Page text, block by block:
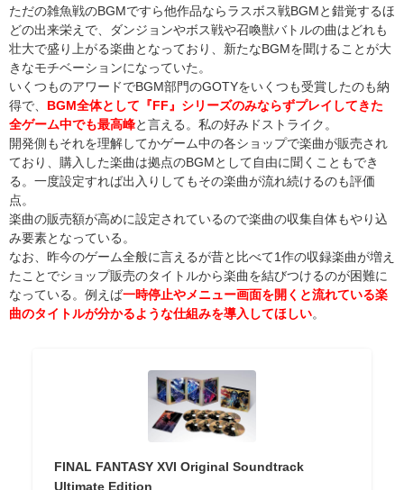
ただの雑魚戦のBGMですら他作品ならラスボス戦BGMと錯覚するほ
どの出来栄えで、ダンジョンやボス戦や召喚獣バトルの曲はどれも
壮大で盛り上がる楽曲となっており、新たなBGMを聞けることが大
きなモチベーションになっていた。
いくつものアワードでBGM部門のGOTYをいくつも受賞したのも納
得で、
BGM全体として『FF』シリーズのみならずプレイしてきた
全ゲーム中でも最高峰と言える。私の好みドストライク。
開発側もそれを理解してかゲーム中の各ショップで楽曲が販売され
ており、購入した楽曲は拠点のBGMとして自由に聞くこともでき
る。一度設定すれば出入りしてもその楽曲が流れ続けるのも評価
点。
楽曲の販売額が高めに設定されているので楽曲の収集自体もやり込
み要素となっている。
なお、昨今のゲーム全般に言えるが昔と比べて1作の収録楽曲が増え
たことでショップ販売のタイトルから楽曲を結びつけるのが困難に
なっている。例えば一時停止やメニュー画面を開くと流れている楽
曲のタイトルが分かるような仕組みを導入してほしい。
FINAL FANTASY XVI Original Soundtrack
Ultimate Edition